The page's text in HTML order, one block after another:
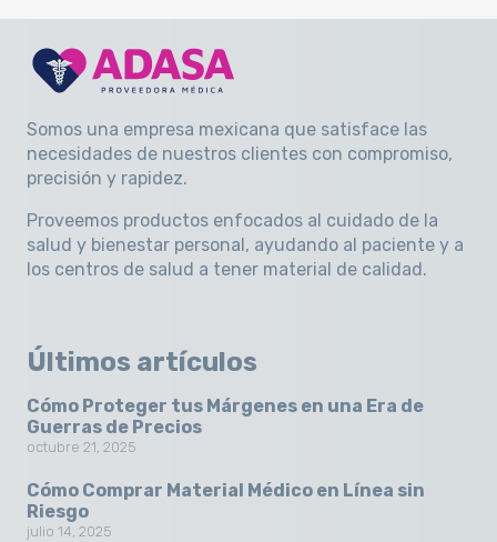
Somos una empresa mexicana que satisface las
necesidades de nuestros clientes con compromiso,
precisión y rapidez.
Proveemos productos enfocados al cuidado de la
salud y bienestar personal, ayudando al paciente y a
los centros de salud a tener material de calidad.
Últimos artículos
Cómo Proteger tus Márgenes en una Era de
Guerras de Precios
octubre 21, 2025
Cómo Comprar Material Médico en Línea sin
Riesgo
julio 14, 2025